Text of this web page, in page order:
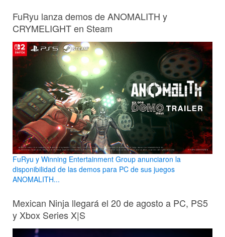
FuRyu lanza demos de ANOMALITH y
CRYMELIGHT en Steam
FuRyu y Winning Entertainment Group anunciaron la
disponibilidad de las demos para PC de sus juegos
ANOMALITH...
Mexican Ninja llegará el 20 de agosto a PC, PS5
y Xbox Series X|S